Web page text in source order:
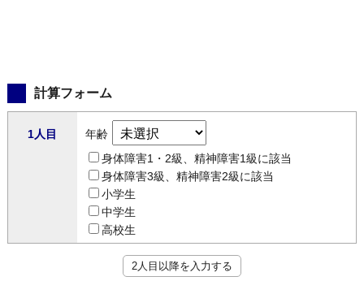
計算フォーム
1人目
年齢
身体障害1・2級、精神障害1級に該当
身体障害3級、精神障害2級に該当
小学生
中学生
高校生
2人目以降を入力する